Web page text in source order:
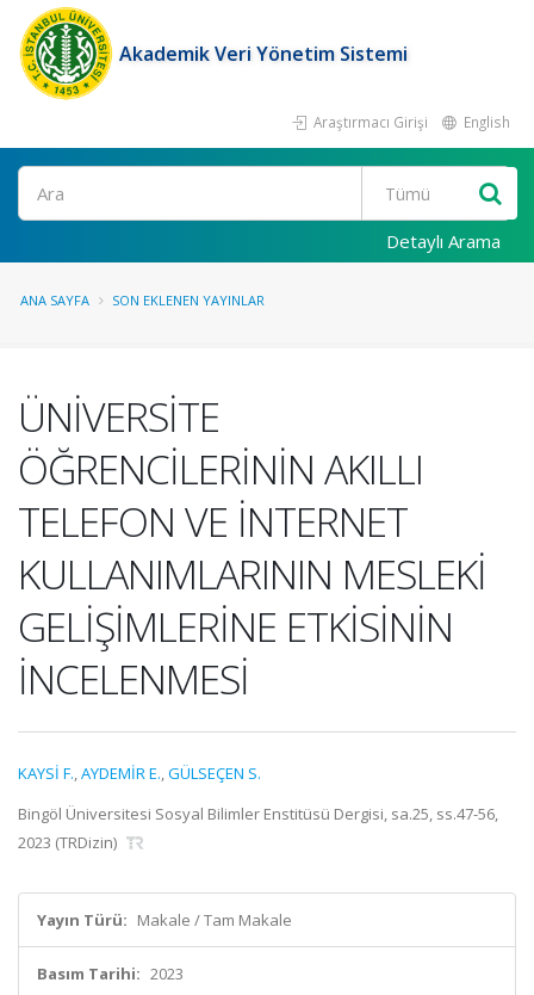
Akademik Veri Yönetim Sistemi
Araştırmacı Girişi English
Ara
Detaylı Arama
ANA SAYFA SON EKLENEN YAYINLAR
ÜNİVERSİTE
ÖĞRENCİLERİNİN AKILLI
TELEFON VE İNTERNET
KULLANIMLARININ MESLEKİ
GELİŞİMLERİNE ETKİSİNİN
İNCELENMESİ
KAYSİ F.,AYDEMİR E.,GÜLSEÇEN S.
Bingöl Üniversitesi Sosyal Bilimler Enstitüsü Dergisi, sa.25, ss.47-56,
2023 (TRDizin)
Yayın Türü: Makale / Tam Makale
Basım Tarihi: 2023